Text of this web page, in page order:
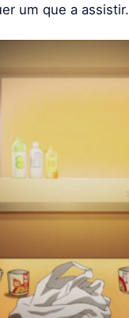
um que a assistir.